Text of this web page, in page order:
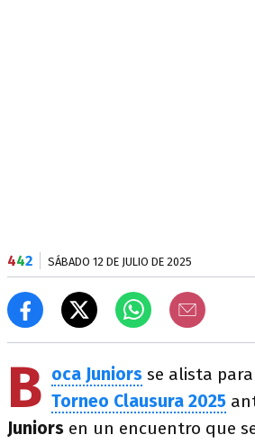
442 SÁBADO 12 DE JULIO DE 2025
B oca Juniors se alista
Torneo Clausura 2025
Juniors en un encuentro que